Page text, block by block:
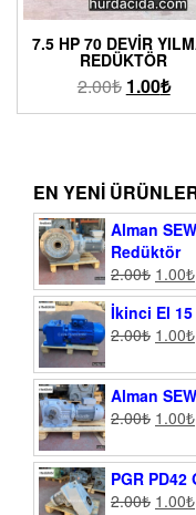
7.5 HP 70 DEVIR
REDÜKTÖR
2.00₺ 1.00₺
EN YENI
Alman
Redüktör
2.00₺ 1.00₺
İkinci El 15
2.00₺ 1.00₺
Alman
2.00₺ 1.00₺
PGR
2.00₺ 1.00₺